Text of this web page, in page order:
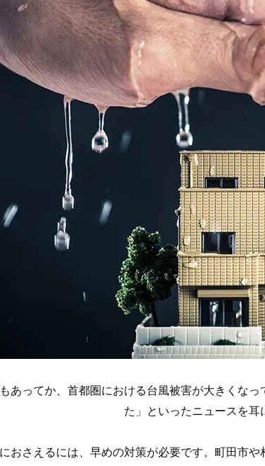
あってか、首都圏における台風被害が大きくな
た」といったニュースを耳
おさえるには、早めの対策が必要です。町田市